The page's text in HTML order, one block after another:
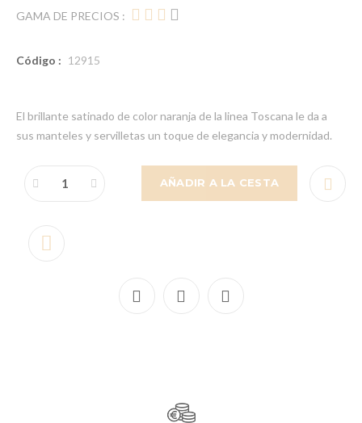
GAMA DE PRECIOS :
Código : 12915
El brillante satinado de color naranja de la linea Toscana le da a
sus manteles y servilletas un toque de elegancia y modernidad.
AÑADIR A LA CESTA